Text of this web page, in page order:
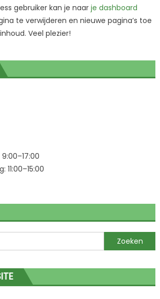
gebruiker kan je naar je dashboard
te verwijderen en nieuwe pagina’s toe
Veel plezier!